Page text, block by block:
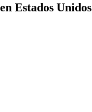
Estados Unidos